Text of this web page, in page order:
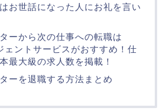
お世話になった人にお礼を言い
ーから次の仕事への転職は
ントサービスがおすすめ！仕
最大級の求人数を掲載！
ーを退職する方法まとめ